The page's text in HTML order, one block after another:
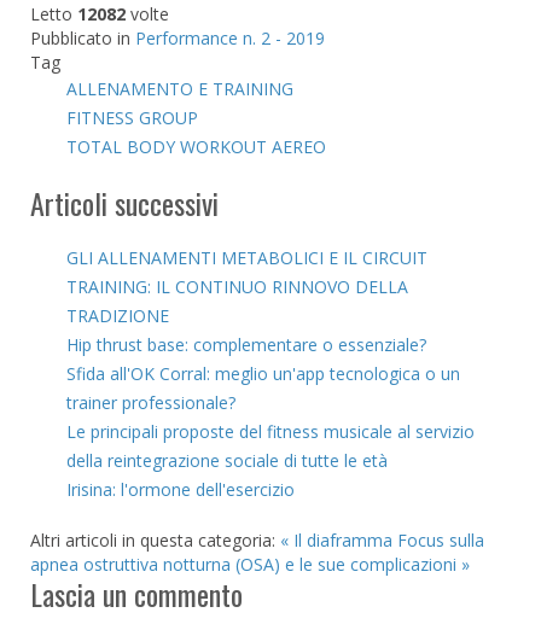
Letto 12082 volte
Pubblicato in Performance n. 2 - 2019
Tag
ALLENAMENTO E TRAINING
FITNESS GROUP
TOTAL BODY WORKOUT AEREO
Articoli successivi
GLI ALLENAMENTI METABOLICI E IL CIRCUIT
TRAINING: IL CONTINUO RINNOVO DELLA
TRADIZIONE
Hip thrust base: complementare o essenziale?
Sfida all'OK Corral: meglio un'app tecnologica o un
trainer professionale?
Le principali proposte del fitness musicale al servizio
della reintegrazione sociale di tutte le età
Irisina: l'ormone dell'esercizio
Altri articoli in questa categoria: « Il diaframma Focus sulla
apnea ostruttiva notturna (OSA) e le sue complicazioni »
Lascia un commento